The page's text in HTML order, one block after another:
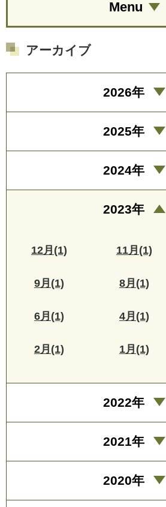
Menu
アーカイブ
2026年
2025年
2024年
2023年
12月(1) 11月(1)
9月(1) 8月(1)
6月(1) 4月(1)
2月(1) 1月(1)
2022年
2021年
2020年